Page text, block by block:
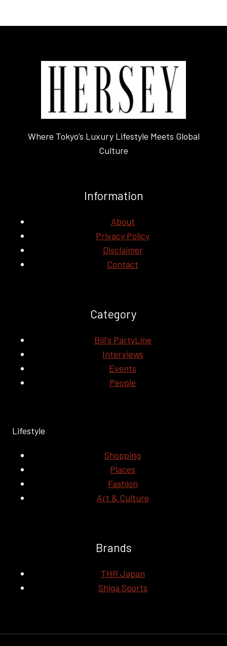
Where Tokyo’s Luxury Lifestyle Meets Global
Culture
Information
About
Privacy Policy
Disclaimer
Contact
Category
Bill's PartyLine
Interviews
Events
People
Lifestyle
Shopping
Places
Fashion
Art & Culture
Brands
THR Japan
Shiga Sports